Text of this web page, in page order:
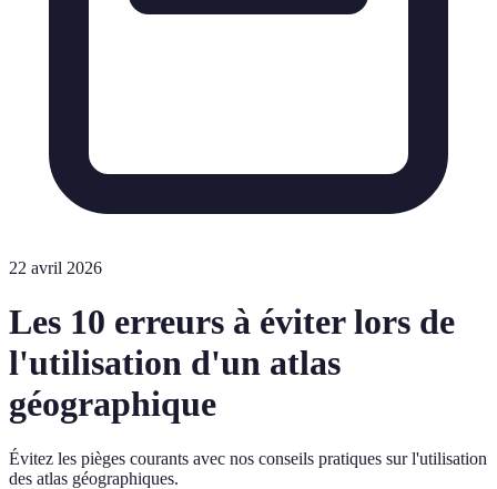
22 avril 2026
Les 10 erreurs à éviter lors de
l'utilisation d'un atlas
géographique
Évitez les pièges courants avec nos conseils pratiques sur l'utilisation
des atlas géographiques.